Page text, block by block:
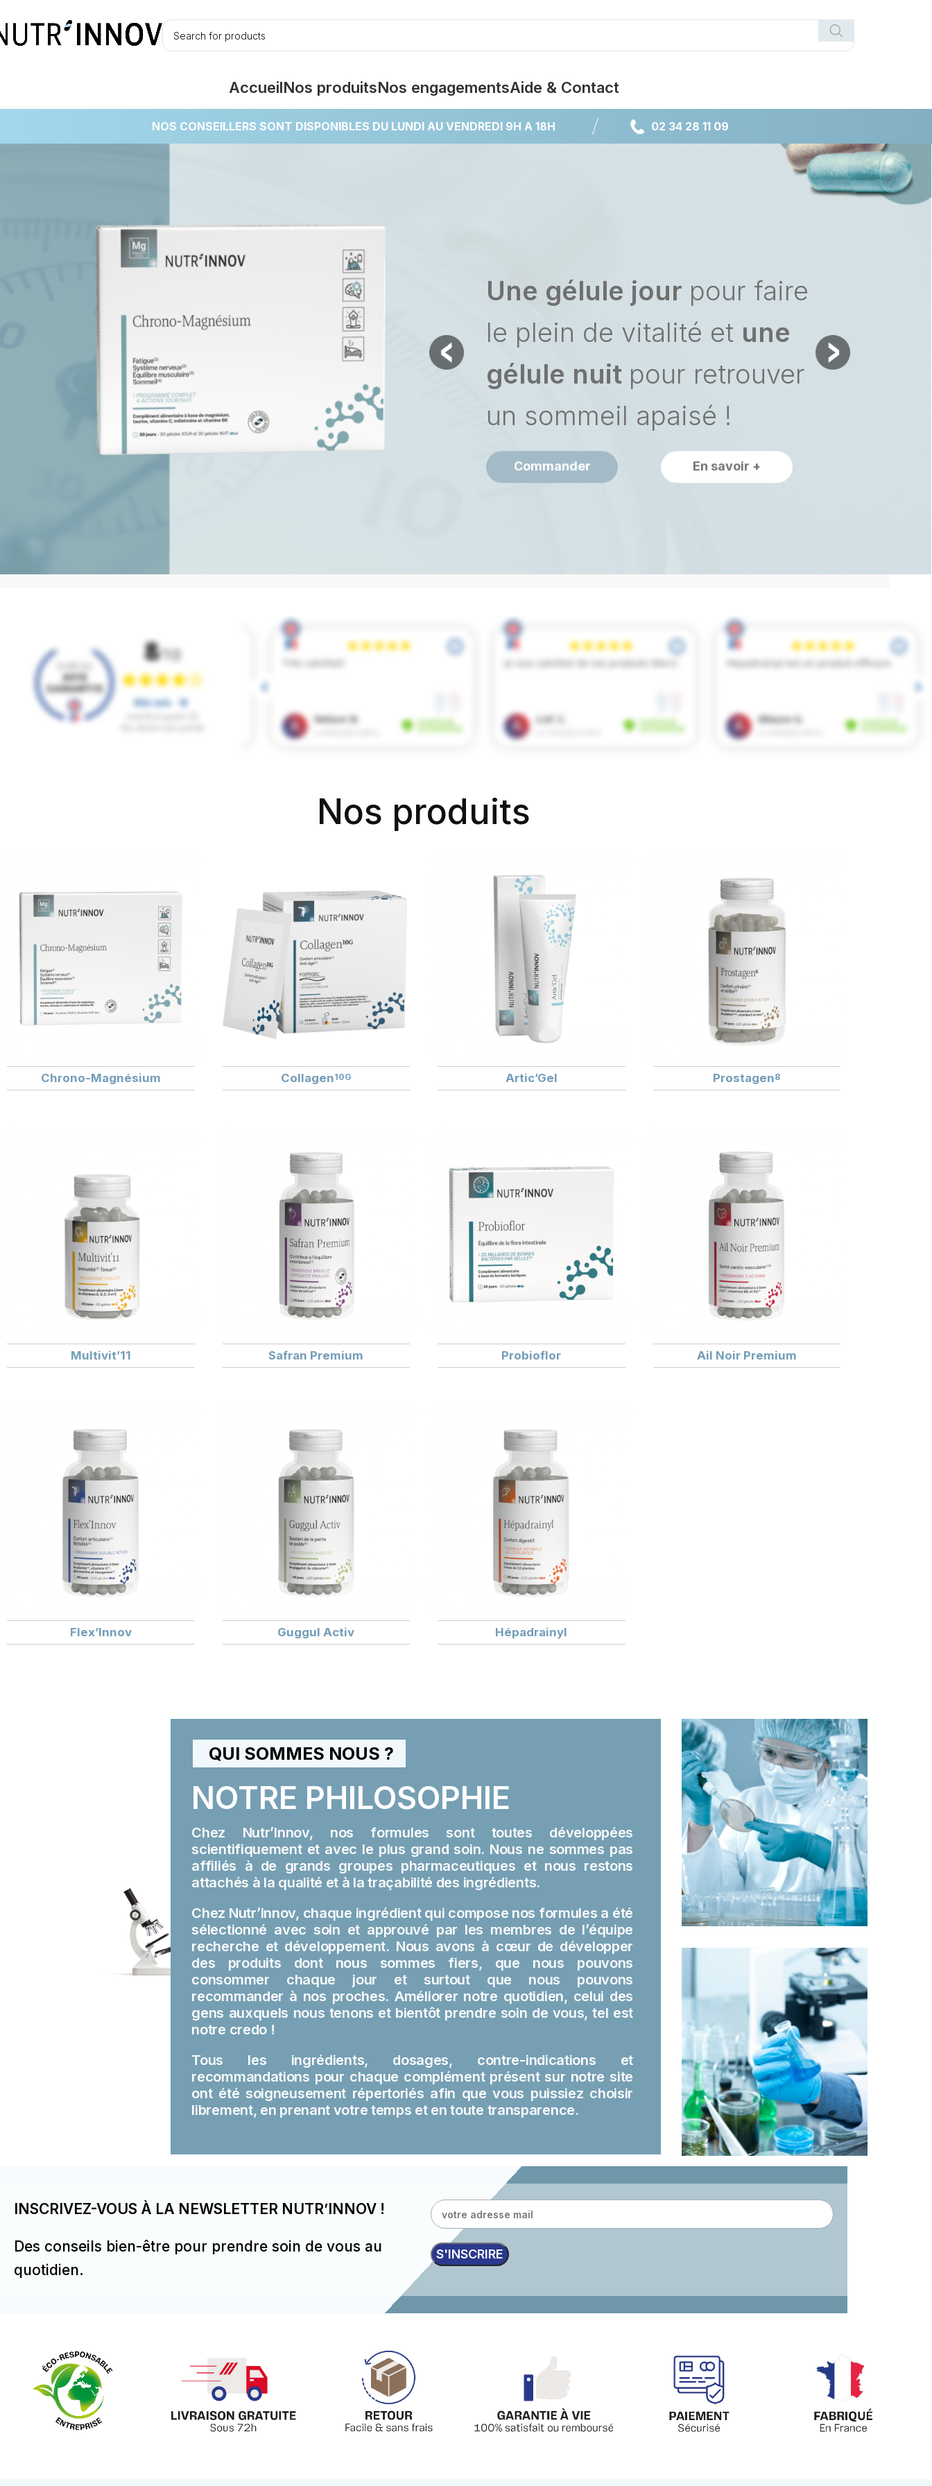
AccueilNos produitsNos engagementsAide & Contact
NOS CONSEILLERS SONT DISPONIBLES DU LUNDI AU VENDREDI 9H A 18H 02 34 28 11 09
Une gélule jour pour faire
le plein de vitalité et une
gélule nuit pour retrouver
un sommeil apaisé !
Commander En savoir +
Nos produits
Chrono-Magnésium Collagen10G Artic’Gel Prostagen8
Multivit’11 Safran Premium Probioflor Ail Noir Premium
Flex’Innov Guggul Activ Hépadrainyl
QUI SOMMES NOUS ?
NOTRE PHILOSOPHIE
Chez Nutr’Innov, nos formules sont toutes développées
scientifiquement et avec le plus grand soin. Nous ne sommes pas
affiliés à de grands groupes pharmaceutiques et nous restons
attachés à la qualité et à la traçabilité des ingrédients.
Chez Nutr’Innov, chaque ingrédient qui compose nos formules a été
sélectionné avec soin et approuvé par les membres de l’équipe
recherche et développement. Nous avons à cœur de développer
des produits dont nous sommes fiers, que nous pouvons
consommer chaque jour et surtout que nous pouvons
recommander à nos proches. Améliorer notre quotidien, celui des
gens auxquels nous tenons et bientôt prendre soin de vous, tel est
notre credo !
Tous les ingrédients, dosages, contre-indications et
recommandations pour chaque complément présent sur notre site
ont été soigneusement répertoriés afin que vous puissiez choisir
librement, en prenant votre temps et en toute transparence.
INSCRIVEZ-VOUS À LA NEWSLETTER NUTR’INNOV !
Des conseils bien-être pour prendre soin de vous au
quotidien.